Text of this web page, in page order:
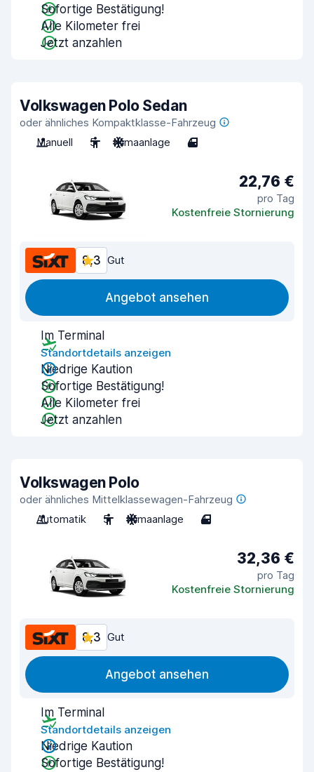
Sofortige Bestätigung!
Alle Kilometer frei
Jetzt anzahlen
Volkswagen Polo Sedan
oder ähnliches Kompaktklasse-Fahrzeug
Manuell
5 Klimaanlage 4
22,76 €
pro Tag
Kostenfreie Stornierung
8,3 Gut
Angebot ansehen
Im Terminal
Standortdetails anzeigen
Niedrige Kaution
Sofortige Bestätigung!
Alle Kilometer frei
Jetzt anzahlen
Volkswagen Polo
oder ähnliches Mittelklassewagen-Fahrzeug
Automatik
5 Klimaanlage 4
32,36 €
pro Tag
Kostenfreie Stornierung
8,3 Gut
Angebot ansehen
Im Terminal
Standortdetails anzeigen
Niedrige Kaution
Sofortige Bestätigung!